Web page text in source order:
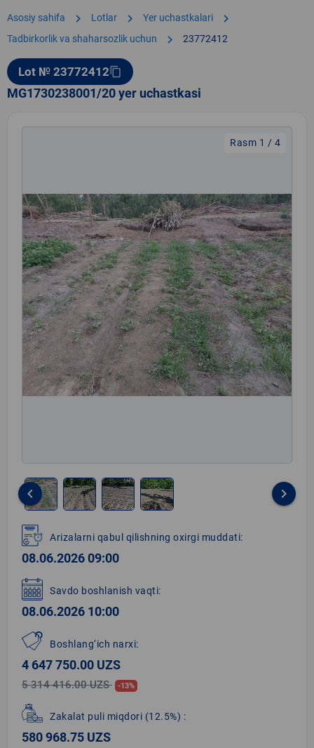
Asosiy sahifa chevron_right Lotlar chevron_right Yer uchastkalari chevron_right
Tadbirkorlik va shaharsozlik uchun chevron_right 23772412
Lot № 23772412content_copy
MG1730238001/20 yer uchastkasi
Rasm 1 / 4
1
of
4
keyboard_arrow_left keyboard_arrow_right
Arizalarni qabul qilishning oxirgi muddati:
08.06.2026 09:00
Savdo boshlanish vaqti:
08.06.2026 10:00
Boshlang‘ich narxi:
4 647 750.00 UZS
5 314 416.00 UZS -13%
Zakalat puli miqdori (12.5%) :
580 968.75 UZS